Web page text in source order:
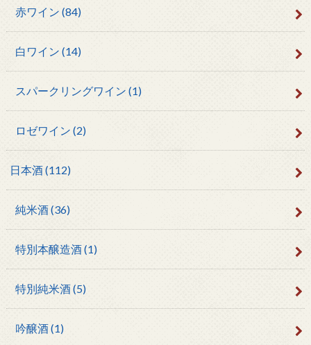
赤ワイン (84)
白ワイン (14)
スパークリングワイン (1)
ロゼワイン (2)
日本酒(112)
純米酒(36)
特別本醸造酒(1)
特別純米酒(5)
吟醸酒(1)